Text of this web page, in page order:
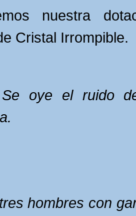
nuestra
Cristal Irrompible.
Se oye el ruido
hombres con